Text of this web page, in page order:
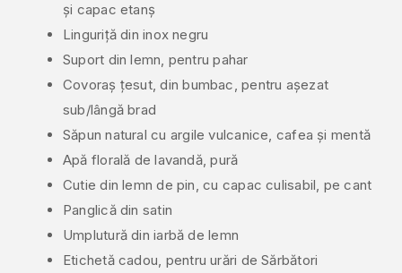
și capac etanș
Linguriță din inox negru
Suport din lemn, pentru pahar
Covoraș țesut, din bumbac, pentru așezat
sub/lângă brad
Săpun natural cu argile vulcanice, cafea și mentă
Apă florală de lavandă, pură
Cutie din lemn de pin, cu capac culisabil, pe cant
Panglică din satin
Umplutură din iarbă de lemn
Etichetă cadou, pentru urări de Sărbători